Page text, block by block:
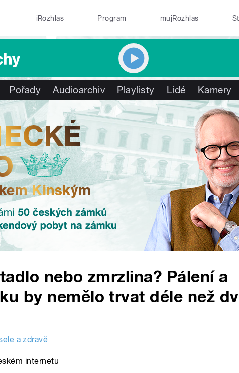
iRozhlas Program mujRozhlas
Pořady Audioarchiv Playlisty Lidé Kamery
nebo zmrzlina? Pálení a
by nemělo trvat déle než
a zdravě
internetu